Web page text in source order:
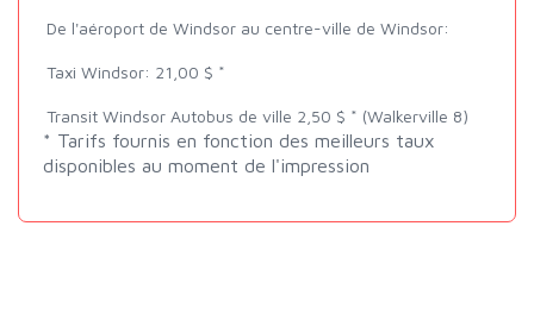
De l'aéroport de Windsor au centre-ville de Windsor:
Taxi Windsor: 21,00 $ *
Transit Windsor Autobus de ville 2,50 $ * (Walkerville 8)
* Tarifs fournis en fonction des meilleurs taux
disponibles au moment de l'impression